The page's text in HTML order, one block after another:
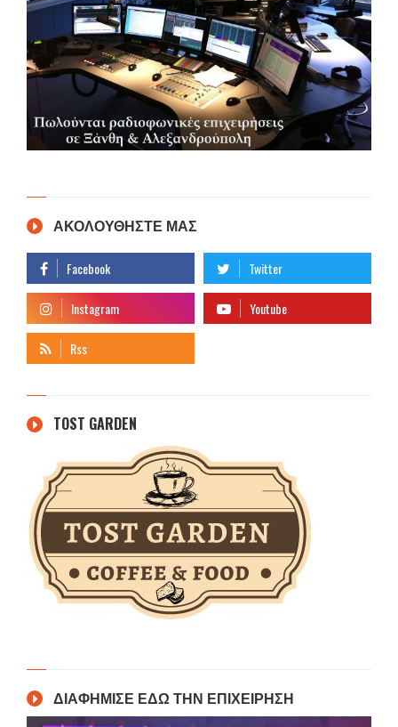
ΑΚΟΛΟΥΘΗΣΤΕ ΜΑΣ
TOST GARDEN
ΔΙΑΦΗΜΙΣΕ ΕΔΩ ΤΗΝ ΕΠΙΧΕΙΡΗΣΗ